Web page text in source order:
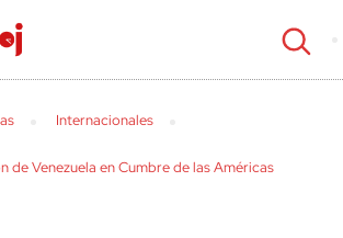
cerrar
Internacionales
de Venezuela en Cumbre de las Américas